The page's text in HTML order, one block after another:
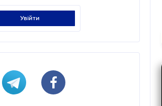
увійти